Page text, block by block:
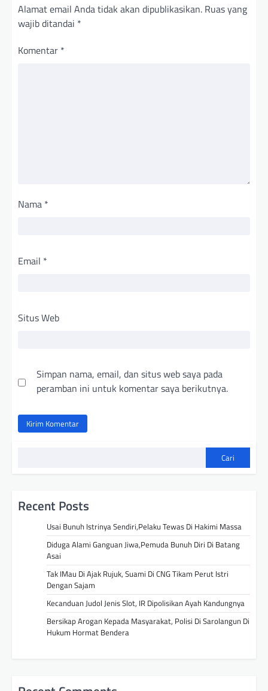
Alamat email Anda tidak akan dipublikasikan. Ruas yang
wajib ditandai *
Komentar *
Nama *
Email *
Situs Web
Simpan nama, email, dan situs web saya pada
peramban ini untuk komentar saya berikutnya.
Cari
Recent Posts
Usai Bunuh Istrinya Sendiri,Pelaku Tewas Di Hakimi Massa
Diduga Alami Ganguan Jiwa,Pemuda Bunuh Diri Di Batang
Asai
Tak IMau Di Ajak Rujuk, Suami Di CNG Tikam Perut Istri
Dengan Sajam
Kecanduan Judol Jenis Slot, IR Dipolisikan Ayah Kandungnya
Bersikap Arogan Kepada Masyarakat, Polisi Di Sarolangun Di
Hukum Hormat Bendera